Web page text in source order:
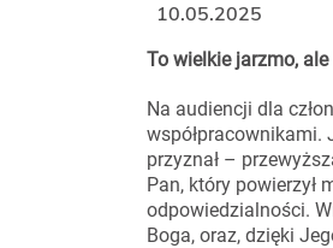
To wielkie jarzmo,
Na audiencji dla
współpracownikami.
przyznał –
Pan, który powierzył
odpowiedzialności.
Boga, oraz, dzięki
10.05.2025